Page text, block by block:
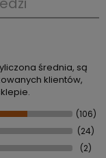
średnia, są
klientów,
(106)
(24)
(2)